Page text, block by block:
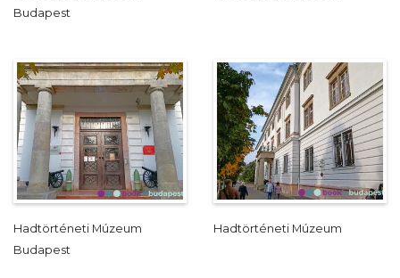
Budapest
Hadtörténeti Múzeum
Budapest
Hadtörténeti Múzeum